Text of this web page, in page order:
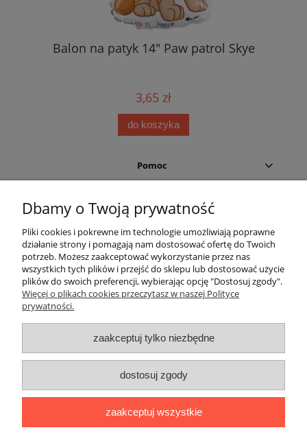
Balon na patyk 14" Paw patrol Skye
3,65 zł
do koszyka
Pomoc
Płatności i dostawa
Informacje
O nas
Helium Leader
Sklep internetowy Helium Leader | ul. Świętokrzyska 24, 42-350
Dbamy o Twoją prywatność
Pliki cookies i pokrewne im technologie umożliwiają poprawne
działanie strony i pomagają nam dostosować ofertę do Twoich
potrzeb. Możesz zaakceptować wykorzystanie przez nas
wszystkich tych plików i przejść do sklepu lub dostosować użycie
plików do swoich preferencji, wybierając opcję "Dostosuj zgody".
Więcej o plikach cookies przeczytasz w naszej Polityce
prywatności.
zaakceptuj tylko niezbędne
dostosuj zgody
zaakceptuj wszystkie